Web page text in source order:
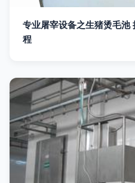
专业屠宰设备之生猪烫毛池
程